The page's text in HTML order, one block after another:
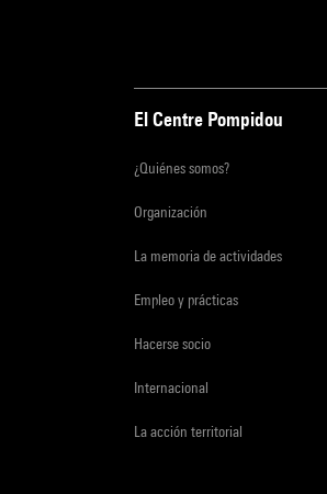
El Centre Pompidou
¿Quiénes somos?
Organización
La memoria de actividades
Empleo y prácticas
Hacerse socio
Internacional
La acción territorial